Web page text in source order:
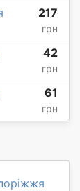
217
грн
42
грн
61
грн